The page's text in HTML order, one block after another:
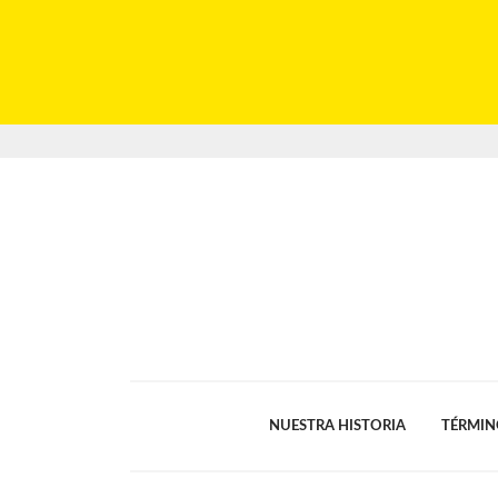
NUESTRA HISTORIA